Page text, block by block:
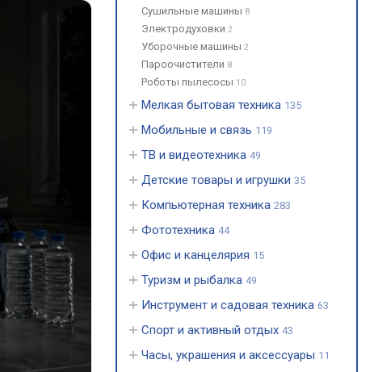
Сушильные машины 8
Электродуховки 2
Уборочные машины 2
Пароочистители 8
Роботы пылесосы 10
Мелкая бытовая техника 135
Мобильные и связь 119
ТВ и видеотехника 49
Детские товары и игрушки 35
Компьютерная техника 283
Фототехника 44
Офис и канцелярия 15
Туризм и рыбалка 49
Инструмент и садовая техника 63
Спорт и активный отдых 43
Часы, украшения и аксессуары 11